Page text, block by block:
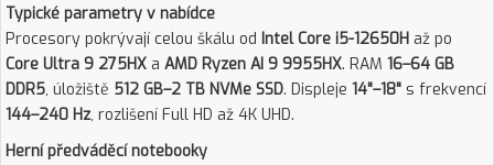
Typické parametry v nabídce
Procesory pokrývají celou škálu od Intel Core i5-12650H až po
Core Ultra 9 275HX a AMD Ryzen AI 9 9955HX. RAM 16–64 GB
DDR5, úložiště 512 GB–2 TB NVMe SSD. Displeje 14"–18" s frekvencí
144–240 Hz, rozlišení Full HD až 4K UHD.
Herní předváděcí notebooky